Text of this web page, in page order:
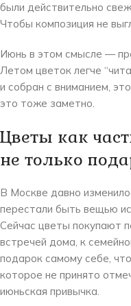
были действительно
Чтобы композиция не
Июнь в этом смысле —
Летом цветок легче
и собран с вниманием,
это тоже заметно.
Цветы как
не только
В Москве давно
перестали быть вещью
Сейчас цветы покупают
встречей дома, к
подарок самому себе,
которое не принято
июньская привычка.